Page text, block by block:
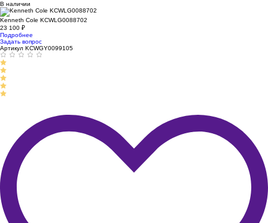
В наличии
Kenneth Cole KCWLG0088702
23 100 ₽
Подробнее
Задать вопрос
Артикул KCWGY0099105